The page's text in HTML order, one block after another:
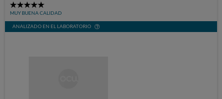
5
Stars
MUY BUENA CALIDAD
ANALIZADO EN EL LABORATORIO